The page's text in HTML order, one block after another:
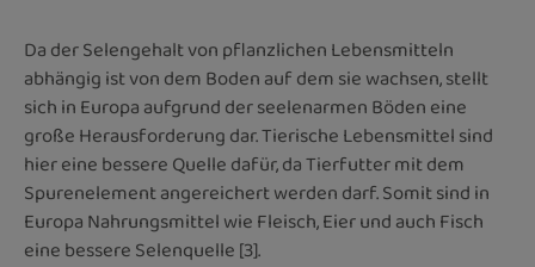
Da der Selengehalt von pflanzlichen Lebensmitteln
abhängig ist von dem Boden auf dem sie wachsen, stellt
sich in Europa aufgrund der seelenarmen Böden eine
große Herausforderung dar. Tierische Lebensmittel sind
hier eine bessere Quelle dafür, da Tierfutter mit dem
Spurenelement angereichert werden darf. Somit sind in
Europa Nahrungsmittel wie Fleisch, Eier und auch Fisch
eine bessere Selenquelle [3].